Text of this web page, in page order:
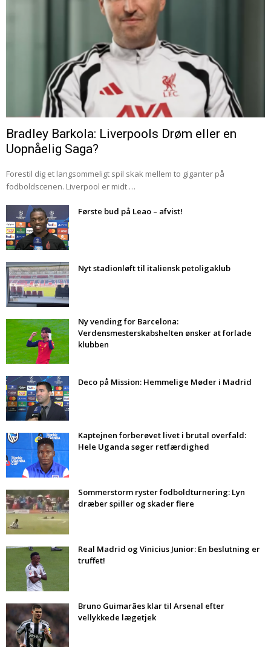
Bradley Barkola: Liverpools Drøm eller en
Uopnåelig Saga?
Forestil dig et langsommeligt spil skak mellem to giganter på
fodboldscenen. Liverpool er midt …
Første bud på Leao – afvist!
Nyt stadionløft til italiensk petoligaklub
Ny vending for Barcelona:
Verdensmesterskabshelten ønsker at forlade
klubben
Deco på Mission: Hemmelige Møder i Madrid
Kaptejnen forberøvet livet i brutal overfald:
Hele Uganda søger retfærdighed
Sommerstorm ryster fodboldturnering: Lyn
dræber spiller og skader flere
Real Madrid og Vinicius Junior: En beslutning er
truffet!
Bruno Guimarães klar til Arsenal efter
vellykkede lægetjek